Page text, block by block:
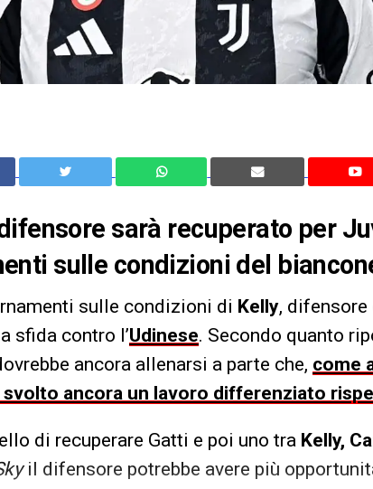
sarà recuperato per
sulle condizioni del
sulle condizioni di Kelly, difensore
sfida contro l’Udinese. Secondo quanto
ancora allenarsi a parte che, come
ancora un lavoro differenziato
di recuperare Gatti e poi uno tra Kelly,
il difensore potrebbe avere più